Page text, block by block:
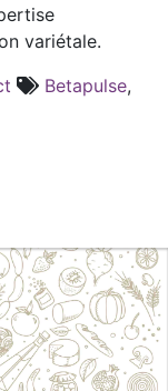
variétale.
Betapulse,